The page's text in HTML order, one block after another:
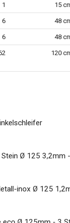
Demontage
1 15
6 48
6 48
120
Stein Ø 125 3,2mm
inox Ø 125